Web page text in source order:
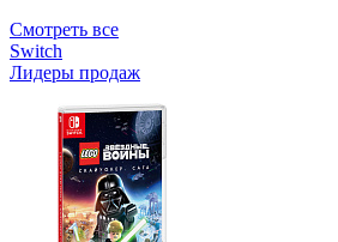
Смотреть все
Switch
Лидеры продаж